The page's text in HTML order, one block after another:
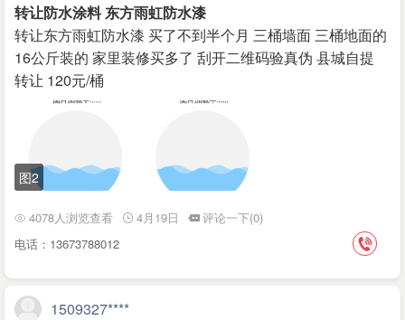
转让防水涂料 东方雨虹防水漆
转让东方雨虹防水漆 买了不到半个月 三桶墙面 三桶地面的
16公斤装的 家里装修买多了 刮开二维码验真伪 县城自提
转让 120元/桶
图2
4078人浏览查看 4月19日
评论一下(0)
电话：13673788012
1509327****